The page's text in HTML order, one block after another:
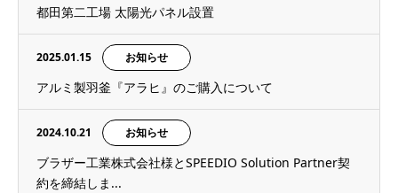
都田第二工場 太陽光パネル設置
2025.01.15 お知らせ
アルミ製羽釜『アラヒ』のご購入について
2024.10.21 お知らせ
ブラザー工業株式会社様とSPEEDIO Solution Partner契
約を締結しま...